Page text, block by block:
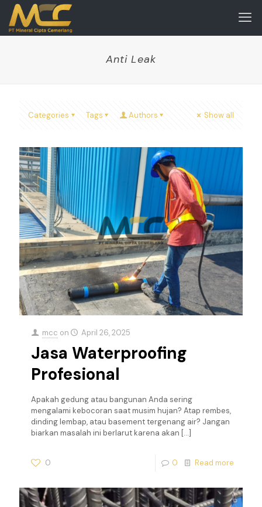
Anti Leak
Categories Tags Authors Show all
mcc on April 26, 2025
Jasa Waterproofing
Profesional
Apakah gedung atau bangunan Anda sering
mengalami kebocoran saat musim hujan? Atap rembes,
dinding lembap, atau basement tergenang air? Jangan
biarkan masalah ini berlarut karena akan […]
0 0 Read more